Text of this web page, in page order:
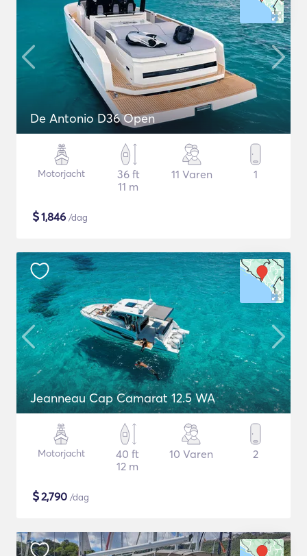
De Antonio D36 Open
Motorjacht
36 ft
11 m
11 Varen 1
$1,846 /dag
Jeanneau Cap Camarat 12.5 WA
Motorjacht
40 ft
12 m
10 Varen 2
$2,790 /dag